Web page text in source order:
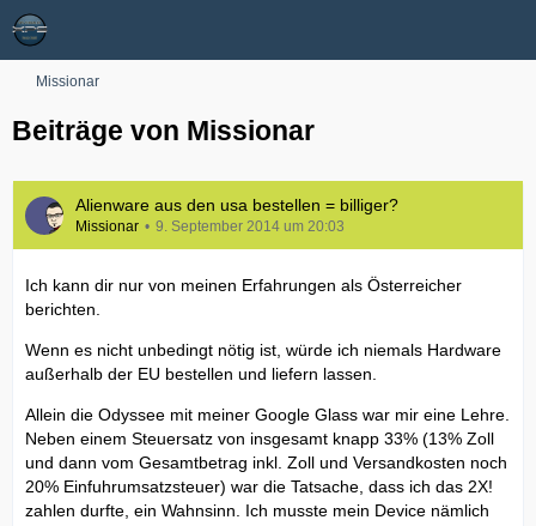
Missionar
Beiträge von Missionar
Alienware aus den usa bestellen = billiger?
Missionar 9. September 2014 um 20:03
Ich kann dir nur von meinen Erfahrungen als Österreicher
berichten.
Wenn es nicht unbedingt nötig ist, würde ich niemals Hardware
außerhalb der EU bestellen und liefern lassen.
Allein die Odyssee mit meiner Google Glass war mir eine Lehre.
Neben einem Steuersatz von insgesamt knapp 33% (13% Zoll
und dann vom Gesamtbetrag inkl. Zoll und Versandkosten noch
20% Einfuhrumsatzsteuer) war die Tatsache, dass ich das 2X!
zahlen durfte, ein Wahnsinn. Ich musste mein Device nämlich